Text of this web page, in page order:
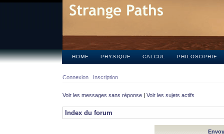
HOME PHYSIQUE CALCUL PHILOSOPHIE
Connexion Inscription
Voir les messages sans réponse | Voir les sujets actifs
Index du forum